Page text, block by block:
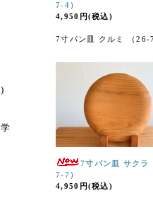
7-4）
4,950円(税込)
7寸パン皿 クルミ （26-
7寸パン皿 サクラ
7-7）
4,950円(税込)